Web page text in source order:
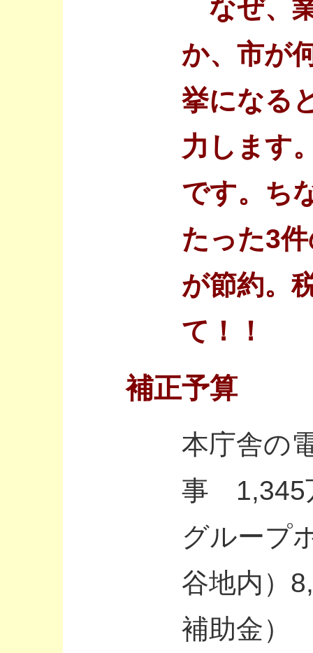
なぜ、
か、市が
挙になる
力します
です。ち
たった3
が節約。
て！！
補正予算
本庁舎の
事 1,345
グループ
谷地内）
補助金）